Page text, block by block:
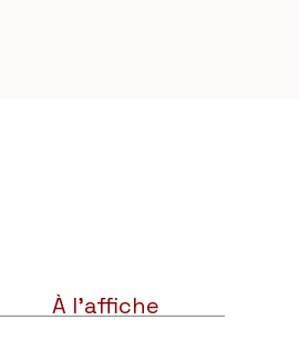
À l'affiche